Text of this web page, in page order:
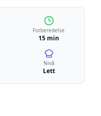
Forberedelse
15 min
Nivå
Lett